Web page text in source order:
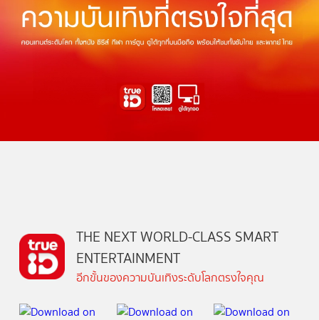
THE NEXT WORLD-CLASS SMART
ENTERTAINMENT
อีกขั้นของความบันเทิงระดับโลกตรงใจคุณ